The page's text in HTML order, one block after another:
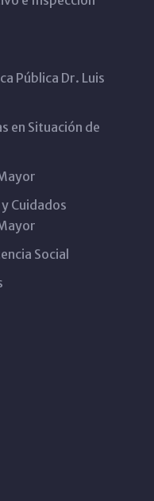
Pública Dr. Luis
en Situación de
Cuidados
Social